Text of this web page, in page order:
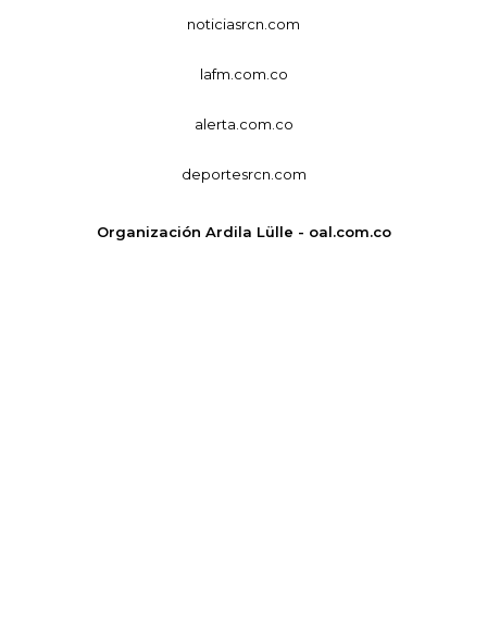
noticiasrcn.com
lafm.com.co
alerta.com.co
deportesrcn.com
Organización Ardila Lülle - oal.com.co